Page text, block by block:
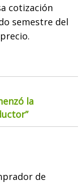
cotización
semestre del
la
de